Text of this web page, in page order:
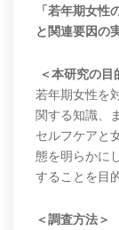
「若年期女
と関連要因の
＜本研究の目
若年期女性を
関する知識、
セルフケアと
態を明らかに
することを目
＜調査方法＞